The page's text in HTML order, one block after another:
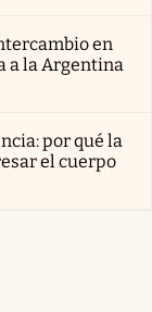
en
a la Argentina
por qué la
el cuerpo